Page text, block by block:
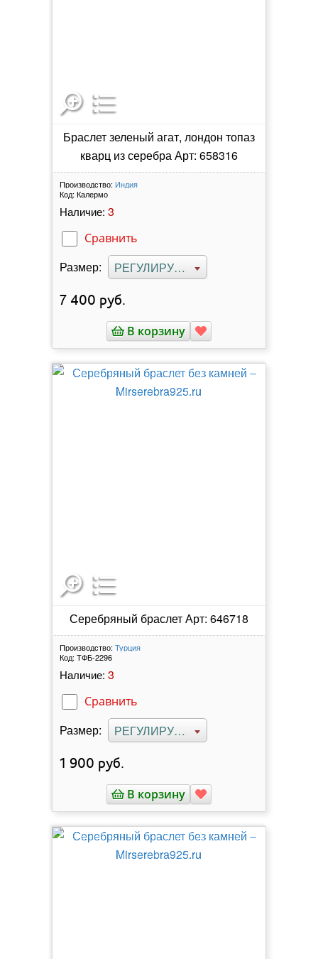
Браслет зеленый агат, лондон топаз
кварц из серебра Арт: 658316
Производство: Индия
Код: Калермо
Наличие: 3
Сравнить
Размер: РЕГУЛИРУЕМЫЙ
7 400 руб.
В корзину
Серебряный браслет Арт: 646718
Производство: Турция
Код: ТФБ-2296
Наличие: 3
Сравнить
Размер: РЕГУЛИРУЕМЫЙ
1 900 руб.
В корзину